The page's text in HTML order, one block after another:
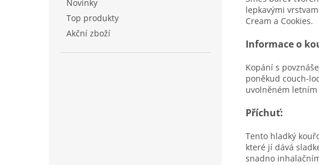
Novinky
Top produkty
Akční zboží
lepkavými
Cream a Cookies.
Informace o
Kopání s
poněkud couch-
uvolněném letním
Příchuť:
Tento hladký
které jí dává
snadno